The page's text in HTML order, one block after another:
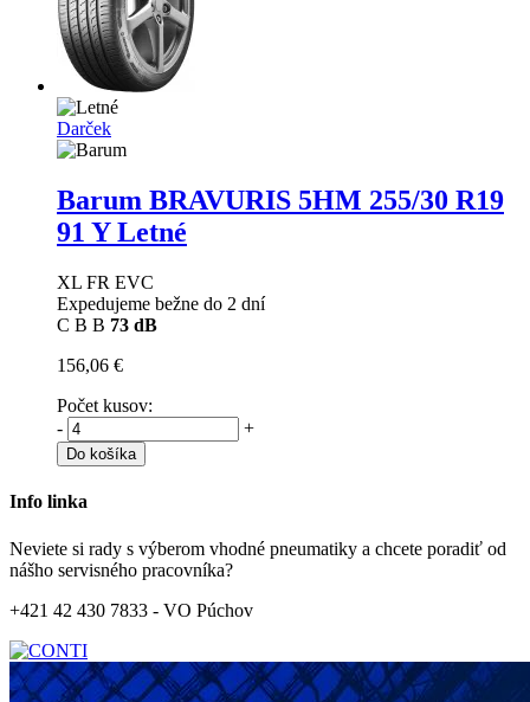
Darček
Barum BRAVURIS 5HM 255/30 R19
91 Y Letné
XL FR EVC
Expedujeme bežne do 2 dní
C B B 73 dB
156,06 €
Počet kusov:
-
+
Do košíka
Info linka
Neviete si rady s výberom vhodné pneumatiky a chcete poradiť od
nášho servisného pracovníka?
+421 42 430 7833 - VO Púchov